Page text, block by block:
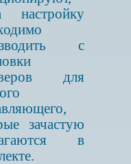
настройку
с
для
зачастую
в